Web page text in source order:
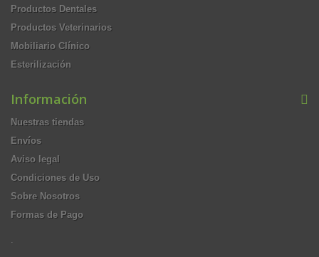
Productos Dentales
Productos Veterinarios
Mobiliario Clínico
Esterilización
Información
Nuestras tiendas
Envíos
Aviso legal
Condiciones de Uso
Sobre Nosotros
Formas de Pago